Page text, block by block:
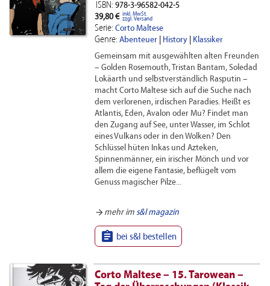
ISBN: 978-3-96582-042-5
39,80 € inkl. MwSt.
zzgl. Versand
Serie: Corto Maltese
Genre: Abenteuer| History| Klassiker
Gemeinsam mit ausgewählten alten Freunden
– Golden Rosemouth, Tristan Bantam, Soledad
Lokäarth und selbstverständlich Rasputin –
macht Corto Maltese sich auf die Suche nach
dem verlorenen, irdischen Paradies. Heißt es
Atlantis, Eden, Avalon oder Mu? Findet man
den Zugang auf See, unter Wasser, im Schlot
eines Vulkans oder in den Wolken? Den
Schlüssel hüten Inkas und Azteken,
Spinnenmänner, ein irischer Mönch und vor
allem die eigene Fantasie, beflügelt vom
Genuss magischer Pilze...
arrow_forward mehr im s&l magazin
 bei s&l bestellen
Corto Maltese – 15. Tarowean –